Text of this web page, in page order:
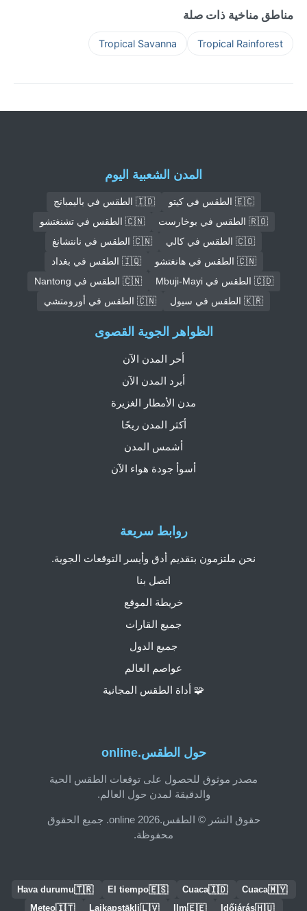
مناطق مناخية ذات صلة
Tropical Rainforest
Tropical Savanna
المدن الشعبية اليوم
🇪🇨 الطقس في كيتو
🇮🇩 الطقس في باليمبانج
🇷🇴 الطقس في بوخارست
🇨🇳 الطقس في تشنغتشو
🇨🇴 الطقس في كالي
🇨🇳 الطقس في نانتشانغ
🇨🇳 الطقس في هانغتشو
🇮🇶 الطقس في بغداد
🇨🇩 الطقس في Mbuji-Mayi
🇨🇳 الطقس في Nantong
🇰🇷 الطقس في سيول
🇨🇳 الطقس في أورومتشي
حول الطقس.online
مصدر موثوق للحصول على توقعات الطقس الحية
والدقيقة لمدن حول العالم.
حقوق النشر © الطقس.online 2026. جميع الحقوق
محفوظة.
روابط سريعة
نحن ملتزمون بتقديم أدق وأيسر التوقعات الجوية.
اتصل بنا
خريطة الموقع
جميع القارات
جميع الدول
عواصم العالم
🧩 أداة الطقس المجانية
الظواهر الجوية القصوى
أحر المدن الآن
أبرد المدن الآن
مدن الأمطار الغزيرة
أكثر المدن ريحًا
أشمس المدن
أسوأ جودة هواء الآن
🇲🇾
Cuaca
🇮🇩
Cuaca
🇪🇸
El tiempo
🇹🇷
Hava durumu
🇭🇺
Időjárás
🇪🇪
Ilm
🇱🇻
Laikapstākļi
🇮🇹
Meteo